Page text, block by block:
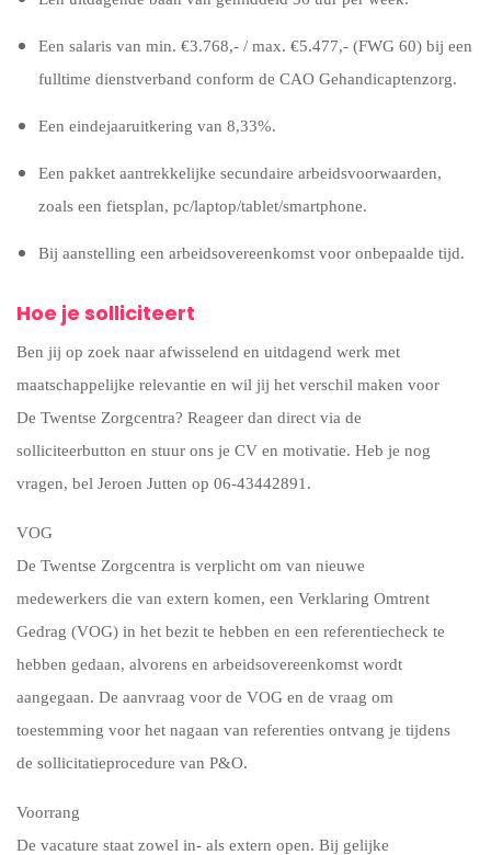
Een salaris van min. €3.768,- / max. €5.477,- (FWG 60) bij een
fulltime dienstverband conform de CAO Gehandicaptenzorg.
Een eindejaaruitkering van 8,33%.
Een pakket aantrekkelijke secundaire arbeidsvoorwaarden,
zoals een fietsplan, pc/laptop/tablet/smartphone.
Bij aanstelling een arbeidsovereenkomst voor onbepaalde tijd.
Hoe je solliciteert
Ben jij op zoek naar afwisselend en uitdagend werk met
maatschappelijke relevantie en wil jij het verschil maken voor
De Twentse Zorgcentra? Reageer dan direct via de
solliciteerbutton en stuur ons je CV en motivatie. Heb je nog
vragen, bel Jeroen Jutten op 06-43442891.
VOG
De Twentse Zorgcentra is verplicht om van nieuwe
medewerkers die van extern komen, een Verklaring Omtrent
Gedrag (VOG) in het bezit te hebben en een referentiecheck te
hebben gedaan, alvorens en arbeidsovereenkomst wordt
aangegaan. De aanvraag voor de VOG en de vraag om
toestemming voor het nagaan van referenties ontvang je tijdens
de sollicitatieprocedure van P&O.
Voorrang
De vacature staat zowel in- als extern open. Bij gelijke